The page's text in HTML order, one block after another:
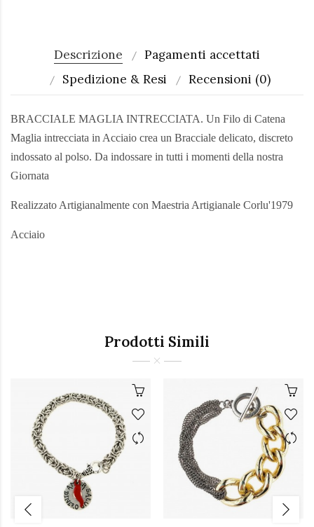
Descrizione
Pagamenti accettati
Spedizione & Resi
Recensioni (0)
BRACCIALE MAGLIA INTRECCIATA. Un Filo di Catena
Maglia intrecciata in Acciaio crea un Bracciale delicato, discreto
indossato al polso. Da indossare in tutti i momenti della nostra
Giornata
Realizzato Artigianalmente con Maestria Artigianale Corlu'1979
Acciaio
Prodotti Simili